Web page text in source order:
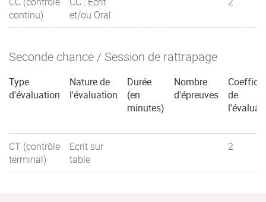
continu)
et/ou Oral
Seconde chance / Session de rattrapage
Type
d'évaluation
Nature de
l'évaluation
Durée
(en
minutes)
Nombre
d'épreuves
de
CT (contrôle
terminal)
Ecrit sur
table
2